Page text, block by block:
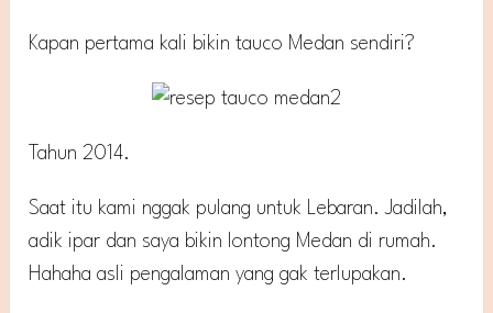
Kapan pertama kali bikin tauco Medan sendiri?
Tahun 2014.
Saat itu kami nggak pulang untuk Lebaran. Jadilah,
adik ipar dan saya bikin lontong Medan di rumah.
Hahaha asli pengalaman yang gak terlupakan.